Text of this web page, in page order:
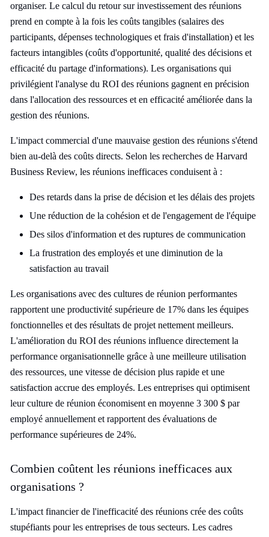
organiser. Le calcul du retour sur investissement des réunions
prend en compte à la fois les coûts tangibles (salaires des
participants, dépenses technologiques et frais d'installation) et les
facteurs intangibles (coûts d'opportunité, qualité des décisions et
efficacité du partage d'informations). Les organisations qui
privilégient l'analyse du ROI des réunions gagnent en précision
dans l'allocation des ressources et en efficacité améliorée dans la
gestion des réunions.
L'impact commercial d'une mauvaise gestion des réunions s'étend
bien au-delà des coûts directs. Selon les recherches de Harvard
Business Review, les réunions inefficaces conduisent à :
Des retards dans la prise de décision et les délais des projets
Une réduction de la cohésion et de l'engagement de l'équipe
Des silos d'information et des ruptures de communication
La frustration des employés et une diminution de la
satisfaction au travail
Les organisations avec des cultures de réunion performantes
rapportent une productivité supérieure de 17% dans les équipes
fonctionnelles et des résultats de projet nettement meilleurs.
L'amélioration du ROI des réunions influence directement la
performance organisationnelle grâce à une meilleure utilisation
des ressources, une vitesse de décision plus rapide et une
satisfaction accrue des employés. Les entreprises qui optimisent
leur culture de réunion économisent en moyenne 3 300 $ par
employé annuellement et rapportent des évaluations de
performance supérieures de 24%.
Combien coûtent les réunions inefficaces aux
organisations ?
L'impact financier de l'inefficacité des réunions crée des coûts
stupéfiants pour les entreprises de tous secteurs. Les cadres